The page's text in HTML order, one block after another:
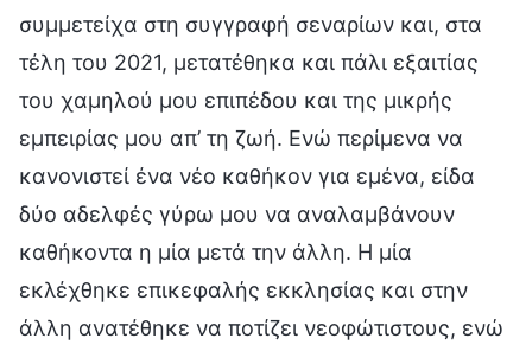
συμμετείχα στη συγγραφή σεναρίων και, στα
τέλη του 2021, μετατέθηκα και πάλι εξαιτίας
του χαμηλού μου επιπέδου και της μικρής
εμπειρίας μου απ’ τη ζωή. Ενώ περίμενα να
κανονιστεί ένα νέο καθήκον για εμένα, είδα
δύο αδελφές γύρω μου να αναλαμβάνουν
καθήκοντα η μία μετά την άλλη. Η μία
εκλέχθηκε επικεφαλής εκκλησίας και στην
άλλη ανατέθηκε να ποτίζει νεοφώτιστους, ενώ